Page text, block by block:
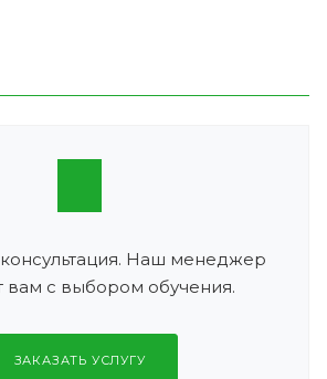
Наш менеджер
вам с выбором обучения.
ЗАКАЗАТЬ УСЛУГУ